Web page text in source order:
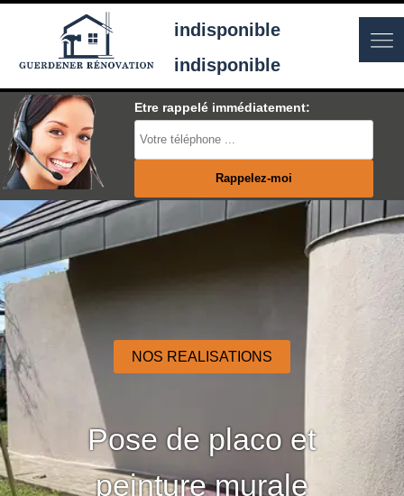
indisponible
indisponible
Etre rappelé immédiatement:
NOS REALISATIONS
Pose de placo et
peinture murale